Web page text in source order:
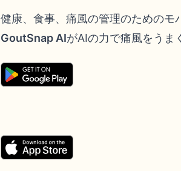
健康、食事、痛風の管理のためのモ
GoutSnap AIがAIの力で痛風をうま